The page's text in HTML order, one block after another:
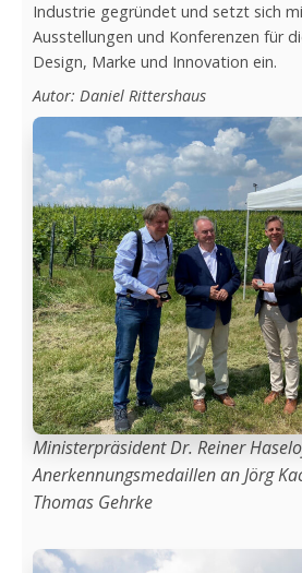
Industrie gegründet und setzt sich
Ausstellungen und Konferenzen für
Design, Marke und Innovation ein.
Autor: Daniel Rittershaus
Ministerpräsident Dr. Reiner
Anerkennungsmedaillen an Jörg
Thomas Gehrke